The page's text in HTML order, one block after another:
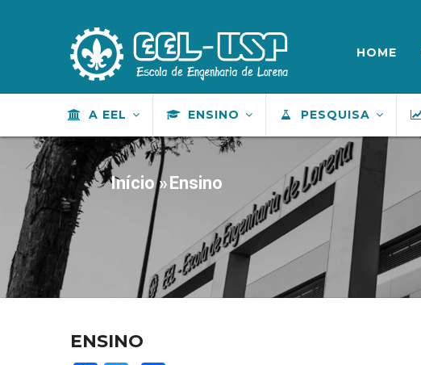
principal
HOME
MAIN
NAVIGATION
A EEL ENSINO PESQUISA
TRILHA
DE
NAVEGAÇÃO
Início »Ensino
ENSINO